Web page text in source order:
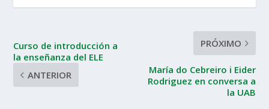
Curso de introducción a
la enseñanza del ELE
ANTERIOR
PRÓXIMO
María do Cebreiro i Eider
Rodriguez en conversa a
la UAB